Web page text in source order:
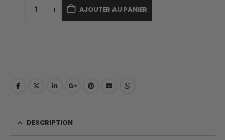
AJOUTER AU PANIER
DESCRIPTION